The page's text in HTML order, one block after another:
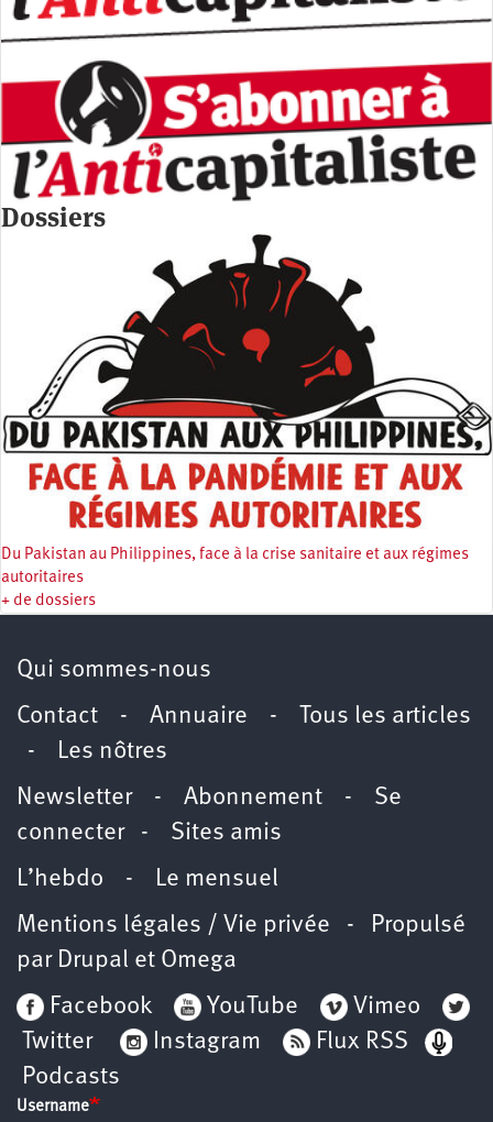
Dossiers
Du Pakistan au Philippines, face à la crise sanitaire et aux régimes
autoritaires
+ de dossiers
Qui sommes-nous
Contact - Annuaire -
Tous les articles
- Les nôtres
Newsletter- Abonnement - Se
connecter- Sites amis
L’hebdo - Le mensuel
Mentions légales / Vie privée - Propulsé
par Drupal et Omega
Facebook
YouTube
Vimeo
Twitter
Instagram
Flux RSS
Podcasts
Username